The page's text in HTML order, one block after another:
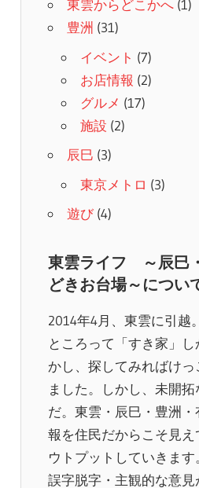
東雲からどこかへ(1)
豊洲 (31)
イベント (7)
お店情報 (2)
グルメ (17)
施設 (2)
辰巳 (3)
東京メトロ (3)
遊び(4)
東雲ライフ ～辰巳
どきお台場～につい
2014年4月、東雲に引越
ところって「すき家」
かし、探してみればけ
ました。しかし、未開拓
だ。東雲・辰巳・豊洲
報を住民だからこそ見
ウトプットしていきます。
誤字脱字・主観的な意見